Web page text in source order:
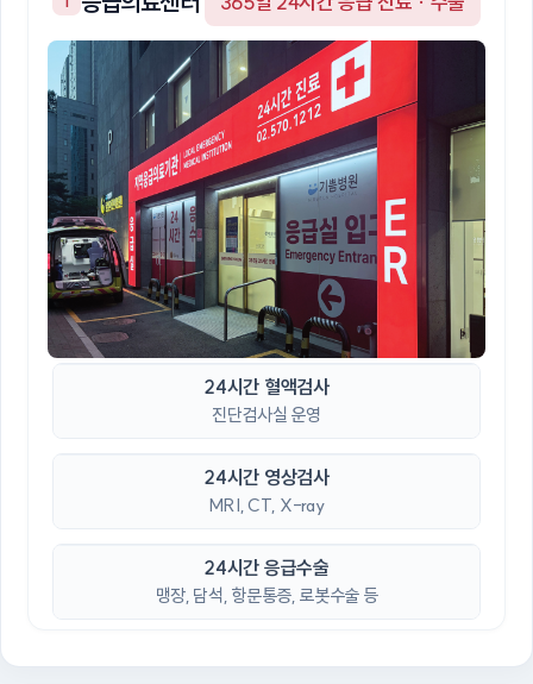
24시간 혈액검사
진단검사실 운영
24시간 영상검사
MRI, CT, X-ray
24시간 응급수술
맹장, 담석, 항문통증, 로봇수술 등